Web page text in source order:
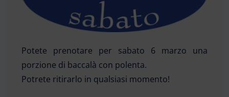
Potete prenotare per sabato 6 marzo una
porzione di baccalà con polenta.
Potrete ritirarlo in qualsiasi momento!